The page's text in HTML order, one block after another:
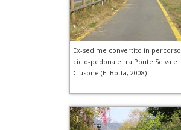
Ex-sedime convertito in percorso
ciclo-pedonale tra Ponte Selva e
Clusone (E. Botta, 2008)